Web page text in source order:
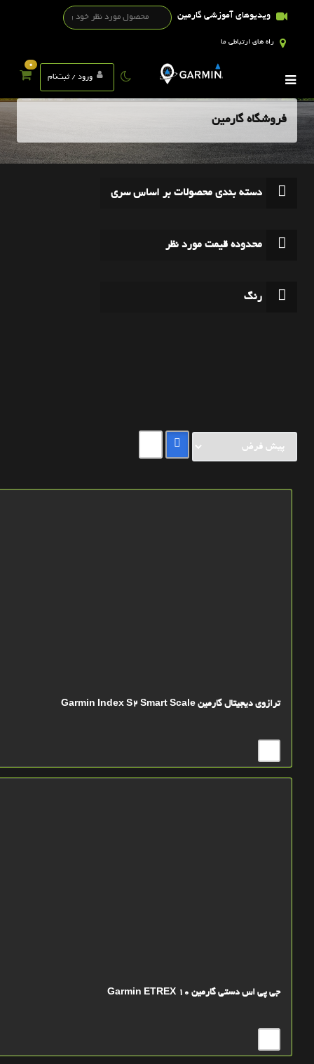
ویدیوهای آموزشی گارمین
راه های ارتباطی ما
ورود / ثبت‌نام
0
فروشگاه گارمین
دسته بندی محصولات بر اساس سری
محدوده قیمت مورد نظر
رنگ
ترازوی دیجیتال گارمین Garmin Index S2 Smart Scale
جی پی اس دستی گارمین Garmin ETREX 10